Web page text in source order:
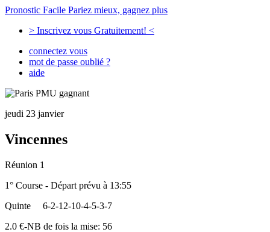
Pronostic Facile Pariez mieux, gagnez plus
> Inscrivez vous Gratuitement! <
connectez vous
mot de passe oublié ?
aide
jeudi 23 janvier
Vincennes
Réunion 1
1° Course - Départ prévu à 13:55
Quinte
6-2-12-10-4-5-3-7
2.0 €-NB de fois la mise: 56